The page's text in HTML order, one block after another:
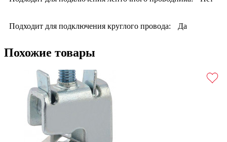
Подходит для подключения круглого провода: Да
Похожие товары